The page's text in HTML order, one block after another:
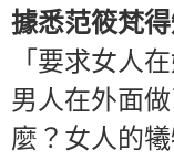
據悉范筱梵
「要求女人
男人在外面
麼？女人的